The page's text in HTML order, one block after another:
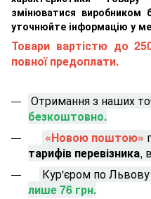
змінюватися виробником
уточнюйте інформацію у
Товари вартістю до
повної предоплати.
Отримання з наших
безкоштовно.
«Новою поштою»
тарифів перевізника,
Кур'єром по
лише 76 грн.